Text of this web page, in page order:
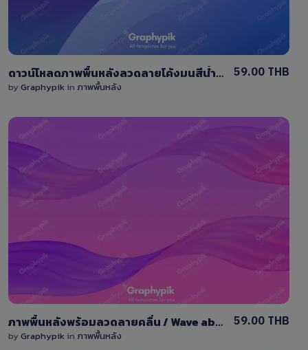
ดาวน์โหลดภาพพื้นหลังลวดลายโค้งมนสีน้ำเงินสวยๆ ,Wave abstract background
by Graphypik in ภาพพื้นหลัง
59.00 THB
ภาพพื้นหลังพร้อมลวดลายคลื่น / Wave abstract background
by Graphypik in ภาพพื้นหลัง
59.00 THB